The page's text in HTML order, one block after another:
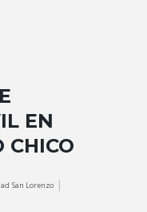
EN
CHICO
San Lorenzo